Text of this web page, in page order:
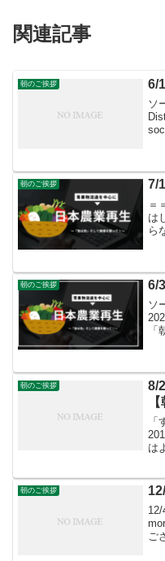
関連記事
朝のご挨拶 6/
ソ
朝のご挨拶 7/
＝
は
ら
朝のご挨拶 6/
ソ
朝のご挨拶
8/
は
「
朝のご挨拶
ご